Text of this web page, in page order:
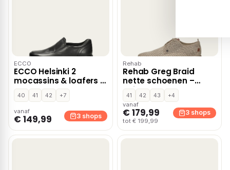
ECCO
ECCO Helsinki 2
mocassins & loafers –
Zwart
40 41 42 +7
vanaf
€ 149,99 3 shops
Rehab
Rehab Greg Braid
nette schoenen –
Beige
41 42 43
+4
vanaf
€ 179,99
tot € 199,99
3 shops